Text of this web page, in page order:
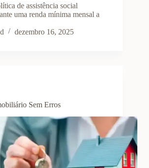
de assistência social
uma renda mínima mensal a
dezembro 16, 2025
Sem Erros